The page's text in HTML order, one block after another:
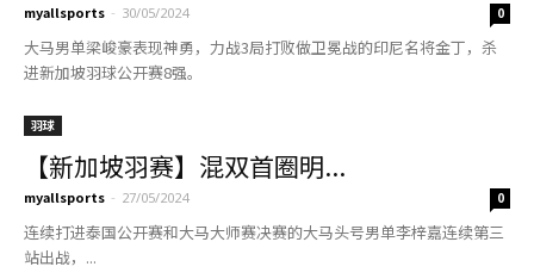
myallsports - 30/05/2024 0
大马男单梁峻豪表现神勇，力战3局打败做卫冕战的印尼名将金丁，杀
进新加坡羽球公开赛8强。
羽球
【新加坡羽赛】混双首圈明...
myallsports - 27/05/2024 0
连续打进泰国公开赛和大马大师赛决赛的大马头号男单李梓嘉连续第三
站出战，...